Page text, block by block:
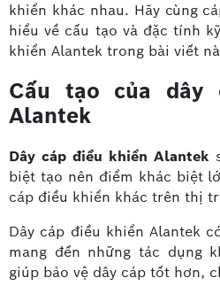
khiển khác nhau. Hãy cùng
hiểu về cấu tạo và đặc tính
khiển Alantek trong bài viết
Cấu tạo của dây
Alantek
Dây cáp điều khiển Alantek
biệt tạo nên điểm khác biệt
cáp điều khiển khác trên thị
Dây cáp điều khiển Alantek
mang đến những tác dụng
giúp bảo vệ dây cáp tốt hơn,